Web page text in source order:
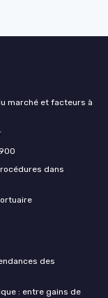
marché et facteurs à
dans
des
: entre gains de